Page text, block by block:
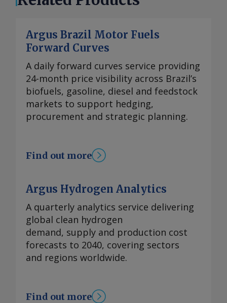
Argus Brazil Motor Fuels
Forward Curves
A daily forward curves service providing
24-month price visibility across Brazil’s
biofuels, gasoline, diesel and feedstock
markets to support hedging,
procurement and strategic planning.
Find out more
Argus Hydrogen Analytics
A quarterly analytics service delivering
global clean hydrogen
demand, supply and production cost
forecasts to 2040, covering sectors
and regions worldwide.
Find out more